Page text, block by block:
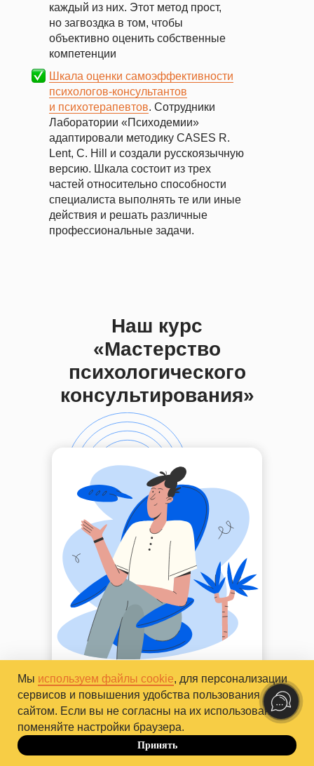
каждый из них. Этот метод прост,
но загвоздка в том, чтобы
объективно оценить собственные
компетенции
Шкала оценки самоэффективности
психологов-консультантов
и психотерапевтов. Сотрудники
Лаборатории «Психодемии»
адаптировали методику CASES R.
Lent, C. Hill и создали русскоязычную
версию. Шкала состоит из трех
частей относительно способности
специалиста выполнять те или иные
действия и решать различные
профессиональные задачи.
Наш курс
«Мастерство
психологического
консультирования»
Онлайн
Базовый курс 1 год
Если вы хотите изучить и освоить
на практике все эти компетенции,
отработать теорию и начать
Мы используем файлы cookie, для персонализации
сервисов и повышения удобства пользования
сайтом. Если вы не согласны на их использование,
поменяйте настройки браузера.
Принять
До 10.10